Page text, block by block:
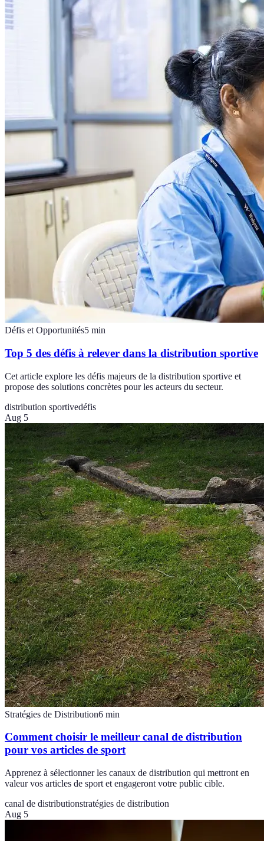
Défis et Opportunités5 min
Top 5 des défis à relever dans la distribution sportive
Cet article explore les défis majeurs de la distribution sportive et
propose des solutions concrètes pour les acteurs du secteur.
distribution sportivedéfis
Aug 5
Stratégies de Distribution6 min
Comment choisir le meilleur canal de distribution
pour vos articles de sport
Apprenez à sélectionner les canaux de distribution qui mettront en
valeur vos articles de sport et engageront votre public cible.
canal de distributionstratégies de distribution
Aug 5